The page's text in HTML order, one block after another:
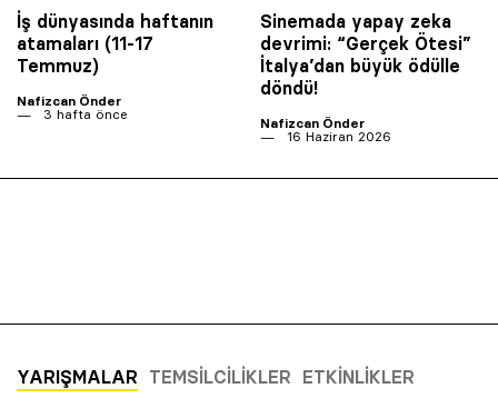
İş dünyasında haftanın
atamaları (11-17
Temmuz)
Nafizcan Önder
3 hafta önce
Sinemada yapay zeka
devrimi: “Gerçek Ötesi”
İtalya’dan büyük ödülle
döndü!
Nafizcan Önder
16 Haziran 2026
YARIŞMALAR TEMSILCILIKLER ETKINLIKLER